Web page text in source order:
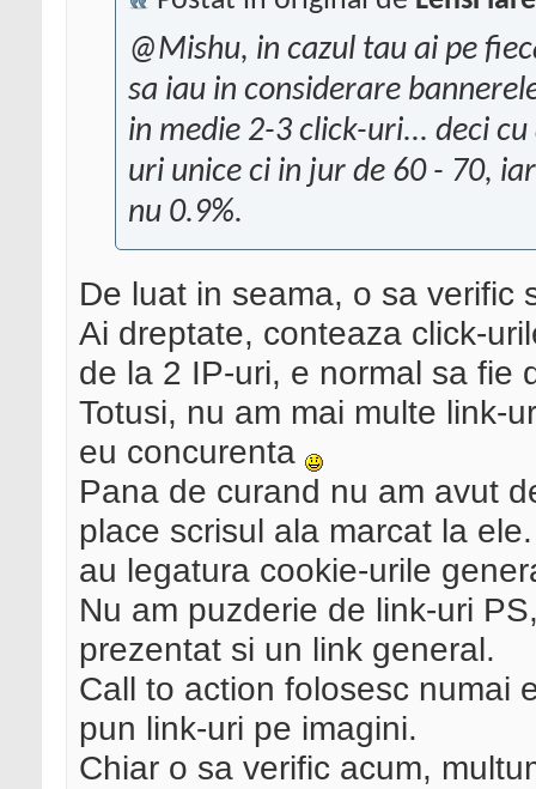
@Mishu, in cazul tau ai pe
sa iau in considerare
in medie 2-3 click-uri... deci
uri unice ci in jur de 60 - 70,
nu 0.9%.
De luat in seama, o sa verific
Ai dreptate, conteaza click-
de la 2 IP-uri, e normal sa fie
Totusi, nu am mai multe link-
eu concurenta
Pana de curand nu am avut
place scrisul ala marcat la
au legatura cookie-urile
Nu am puzderie de link-uri
prezentat si un link general.
Call to action folosesc numai
pun link-uri pe imagini.
Chiar o sa verific acum,